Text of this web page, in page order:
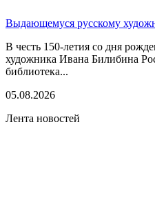
Выдающемуся русскому
В честь 150-летия со дня
художника Ивана Билибина
библиотека...
05.08.2026
Лента новостей